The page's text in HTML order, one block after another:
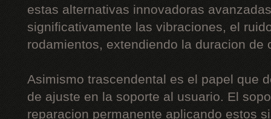
estas alternativas innovadoras
significativamente las vibraciones, el
rodamientos, extendiendo la duracion de
Asimismo trascendental es el papel que
de ajuste en la soporte al usuario. El
reparacion permanente aplicando estos